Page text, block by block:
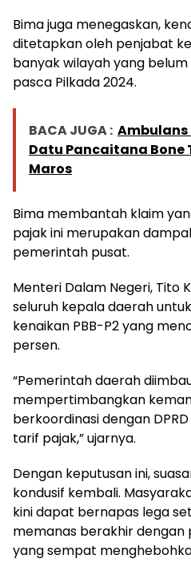
Bima juga menegaskan,
ditetapkan oleh penjabat
banyak wilayah yang
pasca Pilkada 2024.
BACA JUGA : Ambulans
Datu Pancaitana Bone
Maros
Bima membantah klaim
pajak ini merupakan
pemerintah pusat.
Menteri Dalam Negeri, Tito
seluruh kepala daerah
kenaikan PBB-P2 yang
persen.
“Pemerintah daerah
mempertimbangkan
berkoordinasi dengan
tarif pajak,” ujarnya.
Dengan keputusan ini,
kondusif kembali.
kini dapat bernapas lega
memanas berakhir
yang sempat